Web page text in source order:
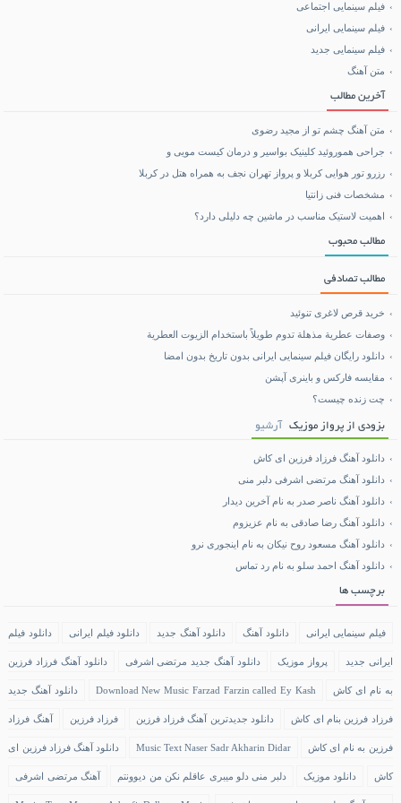
خرید بلیط هواپیما
بلیط هواپیما تهران مشهد
فیلم سینمایی اجتماعی
فیلم سینمایی ایرانی
فیلم سینمایی جدید
متن آهنگ
آخرین مطالب
متن آهنگ چشم تو از مجید رضوی
جراحی هموروئید کلینیک بواسیر و درمان کیست مویی و
رزرو تور هوایی کربلا و پرواز تهران نجف به همراه هتل در کربلا
مشخصات فنی زانتیا
اهمیت لاستیک مناسب در ماشین چه دلیلی دارد؟
مطالب محبوب
مطالب تصادفی
خرید قرص لاغری تنوئید
وصفات عطرية مذهلة تدوم طويلاً باستخدام الزيوت العطرية
دانلود رایگان فیلم سینمایی ایرانی بدون تاریخ بدون امضا
مقایسه فارکس و باینری آپشن
چت زنده چیست؟
بزودی از پرواز موزیک آرشیو
دانلود آهنگ فرزاد فرزین ای کاش
دانلود آهنگ مرتضی اشرفی دلبر منی
دانلود آهنگ ناصر صدر به نام آخرین دیدار
دانلود آهنگ رضا صادقی به نام عزیزوم
دانلود آهنگ مسعود روح نیکان به نام اینجوری نرو
دانلود آهنگ احمد سلو به نام رد تماس
برچسب ها
فیلم سینمایی ایرانی دانلود آهنگ دانلود آهنگ جدید دانلود فیلم ایرانی دانلود فیلم
ایرانی جدید پرواز موزیک دانلود آهنگ جدید مرتضی اشرفی دانلود آهنگ فرزاد فرزین
به نام ای کاش Download New Music Farzad Farzin called Ey Kash دانلود آهنگ جدید
فرزاد فرزین بنام ای کاش دانلود جدیدترین آهنگ فرزاد فرزین فرزاد فرزین آهنگ فرزاد
فرزین به نام ای کاش Music Text Naser Sadr Akharin Didar دانلود آهنگ فرزاد فرزین ای
کاش دانلود موزیک دلبر منی دلو میبری عاقلم نکن من دیوونتم آهنگ مرتضی اشرفی